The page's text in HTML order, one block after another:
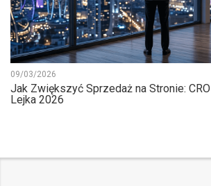
09/03/2026
Jak Zwiększyć Sprzedaż na Stronie:
Lejka 2026